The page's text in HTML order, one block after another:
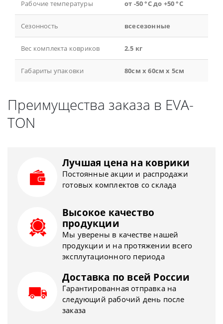
Рабочие температуры от -50 °С до +50 °С
Сезонность всесезонные
Вес комплекта ковриков 2.5 кг
Габариты упаковки 80см x 60см x 5см
Преимущества заказа в EVA-
TON
Лучшая цена на коврики
Постоянные акции и распродажи
готовых комплектов со склада
Высокое качество
продукции
Мы уверены в качестве нашей
продукции и на протяжении всего
эксплутационного периода
Доставка по всей России
Гарантированная отправка на
следующий рабочий день после
заказа